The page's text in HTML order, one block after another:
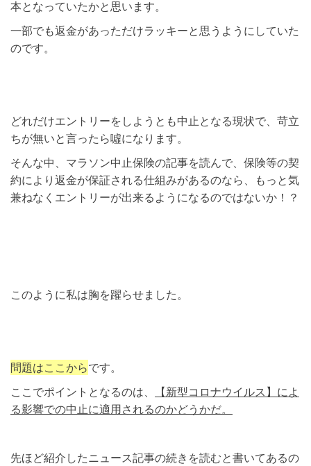
本となっていたかと思います。
一部でも返金があっただけラッキーと思うようにしていた
のです。
どれだけエントリーをしようとも中止となる現状で、苛立
ちが無いと言ったら噓になります。
そんな中、マラソン中止保険の記事を読んで、保険等の契
約により返金が保証される仕組みがあるのなら、もっと気
兼ねなくエントリーが出来るようになるのではないか！？
このように私は胸を躍らせました。
問題はここからです。
ここでポイントとなるのは、
【新型コロナウイルス】によ
る影響での中止に適用されるのかどうかだ。
先ほど紹介したニュース記事の続きを読むと書いてあるの